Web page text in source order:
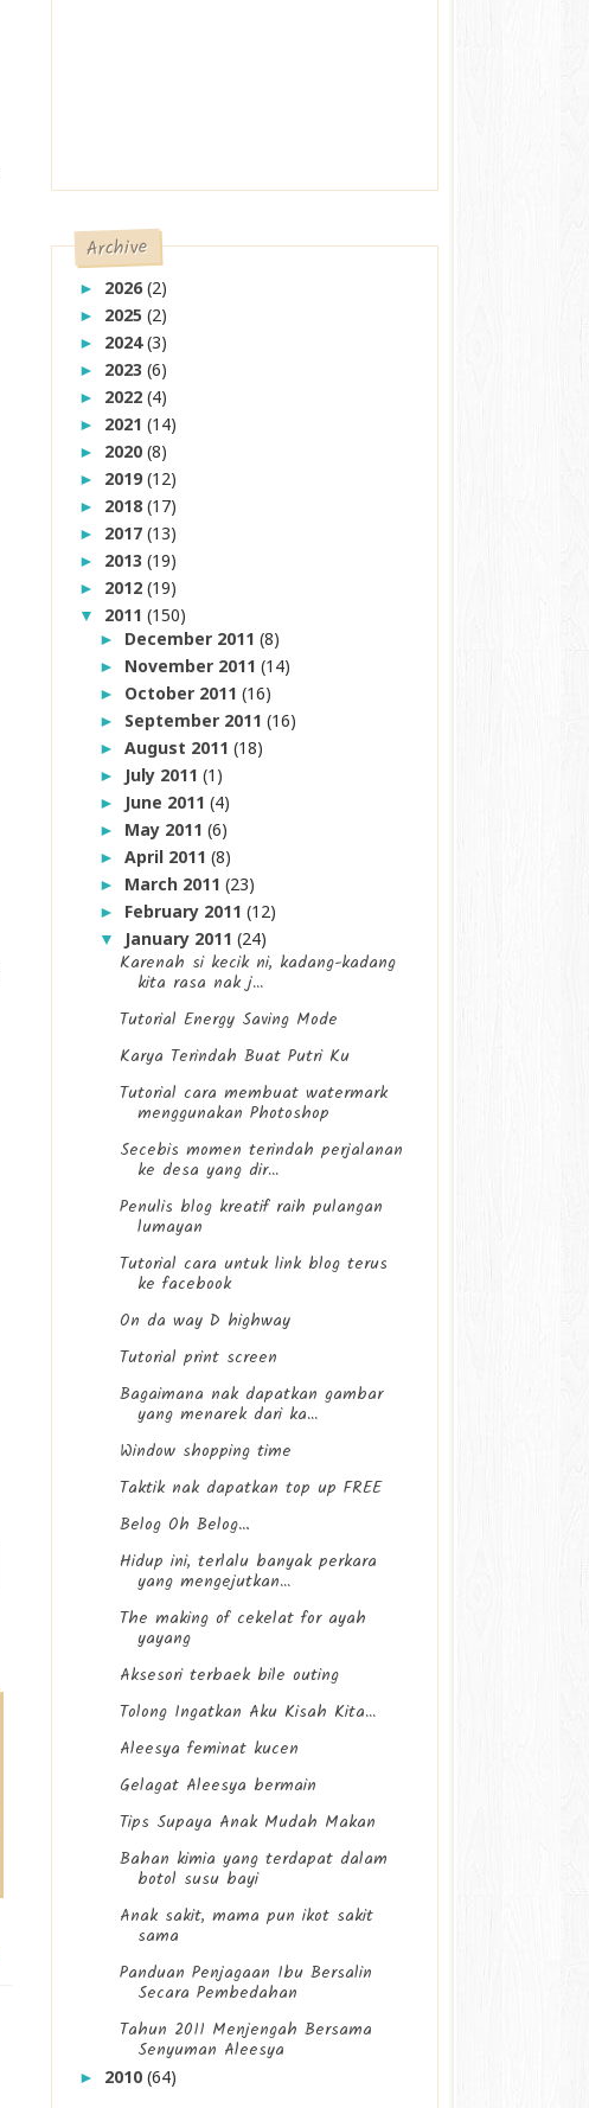
Archive
► 2026(2)
► 2025(2)
► 2024(3)
► 2023(6)
► 2022(4)
► 2021(14)
► 2020(8)
► 2019(12)
► 2018(17)
► 2017(13)
► 2013(19)
► 2012(19)
▼ 2011(150)
► December 2011(8)
► November 2011(14)
► October 2011(16)
► September 2011(16)
►August 2011(18)
► July 2011(1)
► June 2011(4)
► May 2011(6)
►April 2011(8)
► March 2011(23)
► February 2011(12)
▼ January 2011(24)
Karenah si kecik ni, kadang-kadang
kita rasa nak j...
Tutorial Energy Saving Mode
Karya Terindah Buat Putri Ku
Tutorial cara membuat watermark
menggunakan Photoshop
Secebis momen terindah perjalanan
ke desa yang dir...
Penulis blog kreatif raih pulangan
lumayan
Tutorial cara untuk link blog terus
ke facebook
On da way D highway
Tutorial print screen
Bagaimana nak dapatkan gambar
yang menarek dari ka...
Window shopping time
Taktik nak dapatkan top up FREE
Belog Oh Belog…
Hidup ini, terlalu banyak perkara
yang mengejutkan...
The making of cekelat for ayah
yayang
Aksesori terbaek bile outing
Tolong Ingatkan Aku Kisah Kita...
Aleesya feminat kucen
Gelagat Aleesya bermain
Tips Supaya Anak Mudah Makan
Bahan kimia yang terdapat dalam
botol susu bayi
Anak sakit, mama pun ikot sakit
sama
Panduan Penjagaan Ibu Bersalin
Secara Pembedahan
Tahun 2011 Menjengah Bersama
Senyuman Aleesya
► 2010(64)